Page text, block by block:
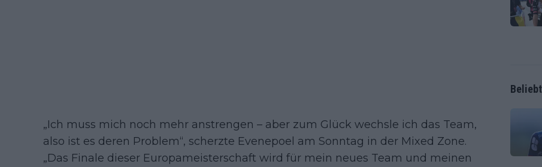
„Ich muss mich noch mehr anstrengen – aber zum Glück wechsle ich das Team,
also ist es deren Problem“, scherzte Evenepoel am Sonntag in der Mixed Zone.
„Das Finale dieser Europameisterschaft wird für mein neues Team und meinen